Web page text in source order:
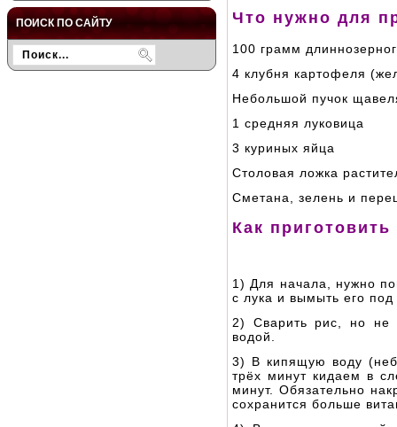
ПОИСК ПО САЙТУ Что нужно для
100 грамм
4 клубня картофеля
Небольшой пучок
1 средняя луковица
3 куриных яйца
Столовая ложка
Сметана, зелень и
Как
1) Для начала, нужно
с лука и вымыть его
2) Сварить рис, но не
водой.
3) В кипящую воду
трёх минут кидаем в
минут. Обязательно
сохранится больше